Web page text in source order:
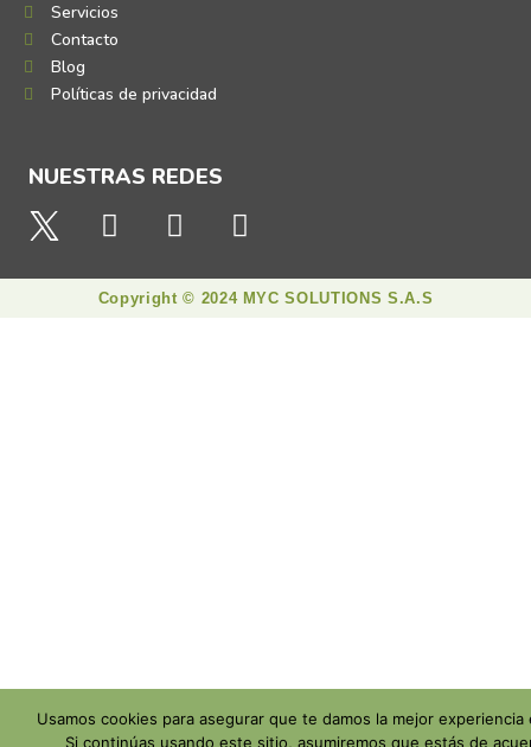
Servicios
Contacto
Blog
Políticas de privacidad
NUESTRAS REDES
Copyright © 2024 MYC SOLUTIONS S.A.S
Usamos cookies para asegurar que te damos la mejor
Si continúas usando este sitio, asumiremos que estás de